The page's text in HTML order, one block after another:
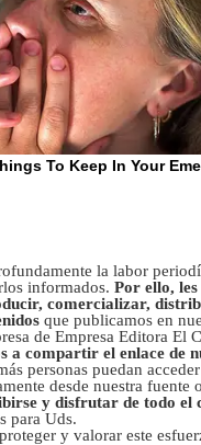
la labor
informados. Por ello,
comercializar,
que publicamos en
de Empresa Editora El
a compartir el enlace de
personas puedan
desde nuestra fuente
y disfrutar de todo el
para Uds.
y valorar este